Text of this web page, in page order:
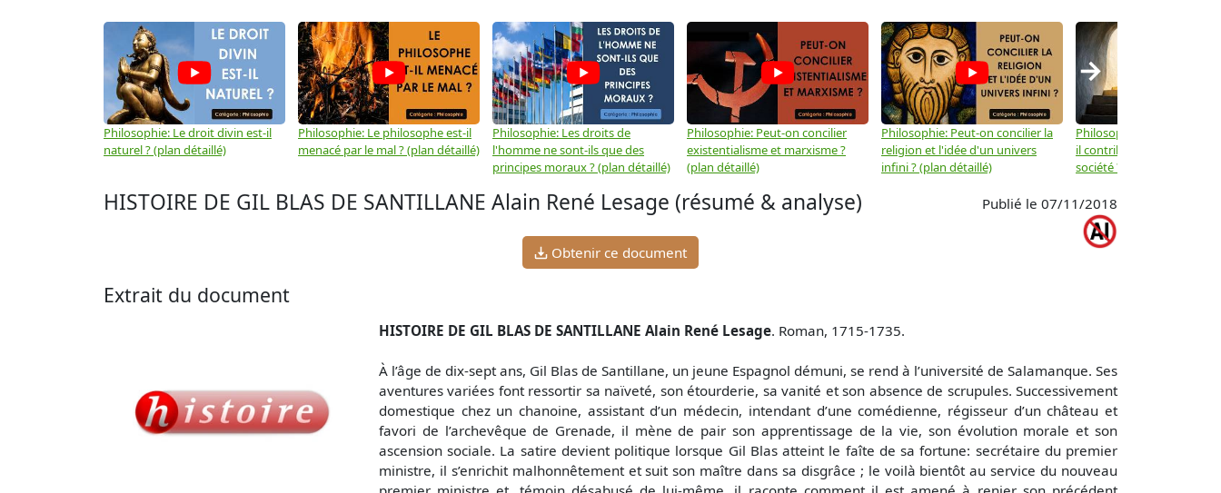
Philosophie: Le droit divin est-il
naturel ? (plan détaillé)
Philosophie: Le philosophe est-il
menacé par le mal ? (plan détaillé)
Philosophie: Les droits de
l'homme ne sont-ils que des
principes moraux ? (plan détaillé)
Philosophie: Peut-on concilier
existentialisme et marxisme ?
(plan détaillé)
Philosophie: Peut-on concilier la
religion et l'idée d'un univers
infini ? (plan détaillé)
Philosophie: Le
il contribuer au progrès de
société ? (plan détaillé)
→
HISTOIRE DE GIL BLAS DE SANTILLANE Alain René Lesage (résumé & analyse) Publié le 07/11/2018
Obtenir ce document
Extrait du document
HISTOIRE DE GIL BLAS DE SANTILLANE Alain René Lesage. Roman, 1715-1735.
À l’âge de dix-sept ans, Gil Blas de Santillane, un jeune Espagnol démuni, se rend à l’université de Salamanque. Ses
aventures variées font ressortir sa naïveté, son étourderie, sa vanité et son absence de scrupules. Successivement
domestique chez un chanoine, assistant d’un médecin, intendant d’une comédienne, régisseur d’un château et
favori de l’archevêque de Grenade, il mène de pair son apprentissage de la vie, son évolution morale et son
ascension sociale. La satire devient politique lorsque Gil Blas atteint le faîte de sa fortune: secrétaire du premier
ministre, il s’enrichit malhonnêtement et suit son maître dans sa disgrâce ; le voilà bientôt au service du nouveau